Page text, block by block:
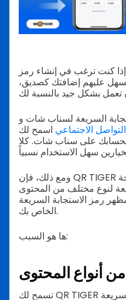
إذا كنت ترغب في إنشاء رمز QR لحسابك على سناب شات
عليهم إضافتك كصديق،
الاجتماعي اسمح لك
لحسابك على سناب شات. كلا
ومع ذلك، فإن QR TIGER هو الخيار الأفضل إذا كنت بحاجة
لنوع مختلف من المحتوى
رمز الاستجابة السريعة
الخاص بك.
ها هو السبب:
أنواع المحتوى
تسمح لك QR TIGER بإنشاء رموز الاستجابة السريعة